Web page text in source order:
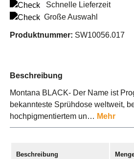
Schnelle Lieferzeit
Große Auswahl
Produktnummer: SW10056.017
Beschreibung
Montana BLACK- Der Name ist
bekannteste Sprühdose weltweit,
hochpigmentiertem un… Mehr
Beschreibung